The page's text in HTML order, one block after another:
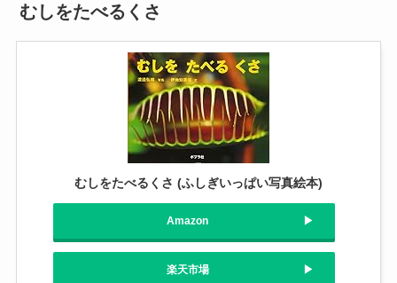
むしをたべるくさ
むしをたべるくさ (ふしぎいっぱい写真絵本)
Amazon
楽天市場